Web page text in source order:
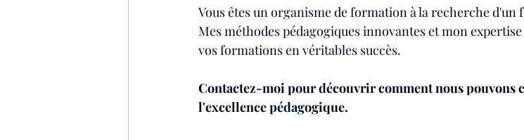
Vous êtes un organisme de formation à la recherche
Mes méthodes pédagogiques innovantes et mon
vos formations en véritables succès.
Contactez-moi pour découvrir comment nous pouvons
l'excellence pédagogique.